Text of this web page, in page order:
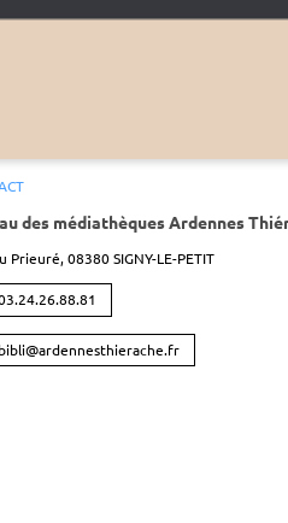
des médiathèques Ardennes
Prieuré, 08380 SIGNY-LE-PETIT
bibli@ardennesthierache.fr